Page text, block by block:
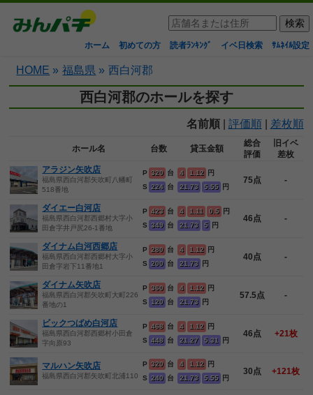
ホーム 初めての方 読者ﾗﾝｷﾝｸﾞ イベ日検索 ｻﾑﾈｲﾙ設定
HOME » 福島県 » 西白河郡
西白河郡のホールを探す
名前順| 評価順| 差枚順
ホール名 台数 貸玉金額
総合
評価
旧イベ
差枚
アラジン矢吹店
福島県西白河郡矢吹町八幡町
518番地
P 320 台
S
224 台
4 1.12
円
21.73
5.55 円
75点 -
ダイエー白河店
福島県西白河郡西郷村大字小
田倉字井戸尻26-1番地
P 423 台
S 349 台
4 1.11 0.5 円
21.73
5 円
46点 -
ダイナム白河西郷店
福島県西白河郡西郷村大字小
田倉字岩下11番地1
P 280 台
S
200 台
4 1.12
円
21.73
円
40点 -
ダイナム矢吹店
福島県西白河郡矢吹町大町226
番地の1
P 360 台
S
120 台
4 1.12
円
21.73
円
57.5点 -
ビックつばめ白河店
福島県西白河郡西郷村小田倉
字向原93
P 468 台
S 448 台
4 1.12
円
21.27
5.31 円
46点 +21枚
マルハン矢吹店
福島県西白河郡矢吹町北浦110
P 320 台
S
240 台
4 1.12
円
21.73
5.55 円
30点 +121枚